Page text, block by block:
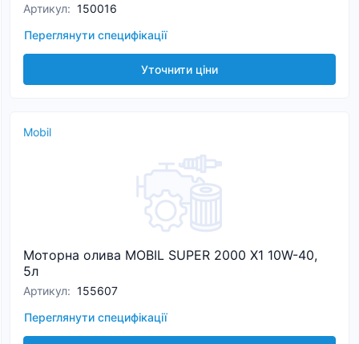
Артикул: 150016
Переглянути специфікації
Уточнити ціни
Mobil
Моторна олива MOBIL SUPER 2000 Х1 10W-40,
5л
Артикул: 155607
Переглянути специфікації